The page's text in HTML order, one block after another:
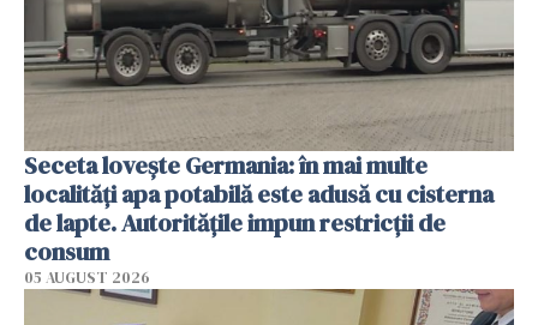
Seceta lovește Germania: în mai multe
localități apa potabilă este adusă cu cisterna
de lapte. Autoritățile impun restricții de
consum
05 AUGUST 2026